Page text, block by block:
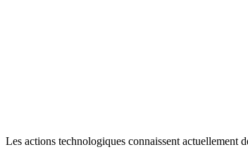
Les actions technologiques connaissent actuellement